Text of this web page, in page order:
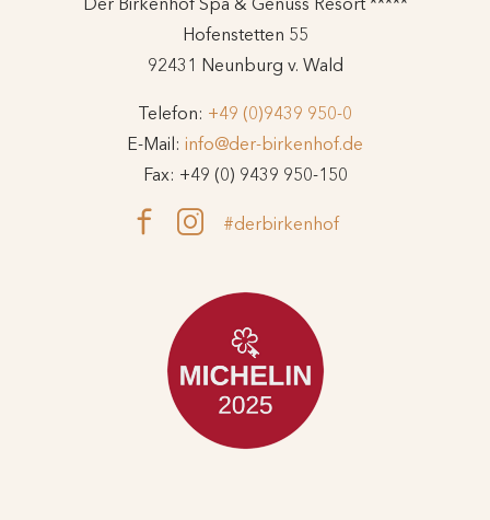
Hofenstetten 55
92431 Neunburg v. Wald
Telefon: +49 (0)9439 950-0
E-Mail: info@der-birkenhof.de
Fax: +49 (0) 9439 950-150
#derbirkenhof